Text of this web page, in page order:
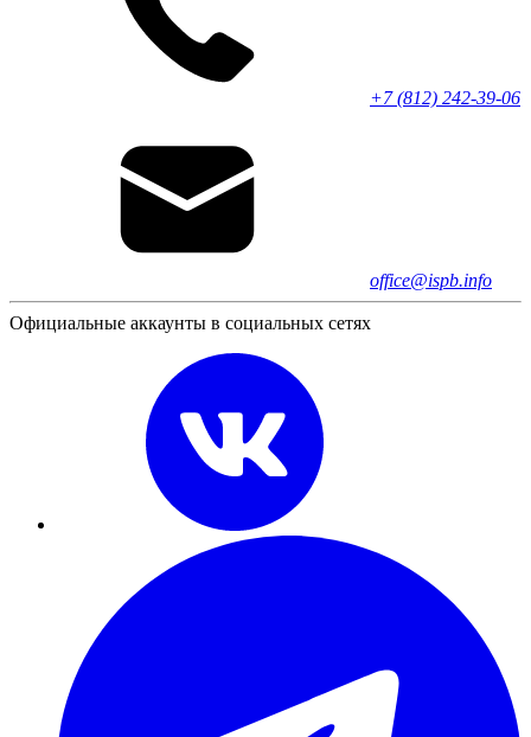
+7 (812) 242-39-06
office@ispb.info
Официальные аккаунты в социальных сетях